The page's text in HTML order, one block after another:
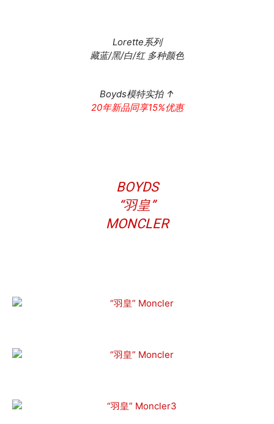
Lorette系列
藏蓝/黑/白/红 多种颜色
Boyds模特实拍 ↑
20年新品同享15%优惠
BOYDS
“羽皇”
MONCLER